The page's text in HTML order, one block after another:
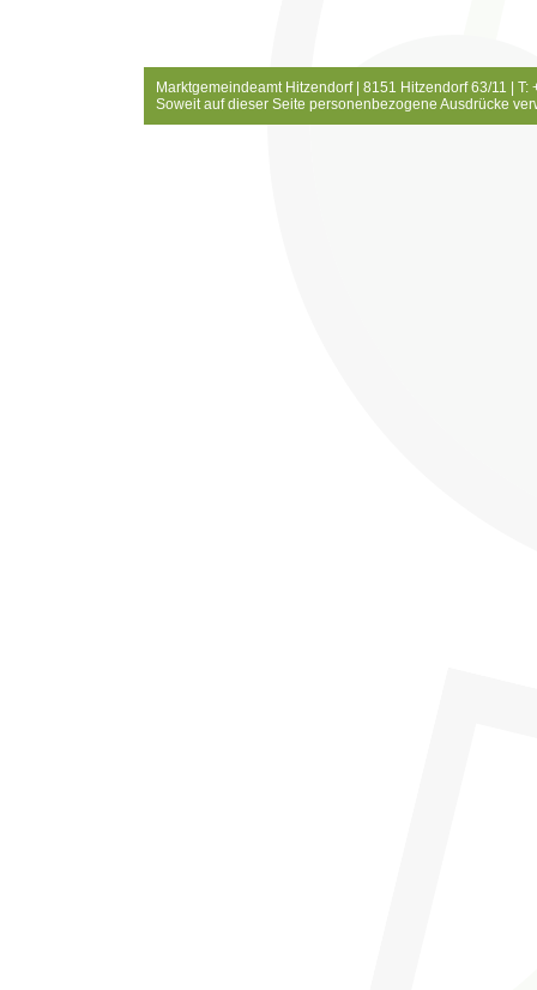
Marktgemeindeamt Hitzendorf | 8151 Hitzendorf 63/11 |
Soweit auf dieser Seite personenbezogene Ausdrücke